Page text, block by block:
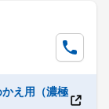
え用（濃極